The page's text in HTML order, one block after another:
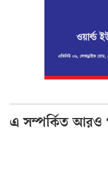
এ সম্পর্কিত আরও